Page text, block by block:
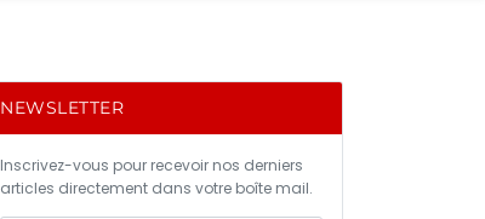
NEWSLETTER
Inscrivez-vous pour recevoir nos derniers
articles directement dans votre boîte mail.